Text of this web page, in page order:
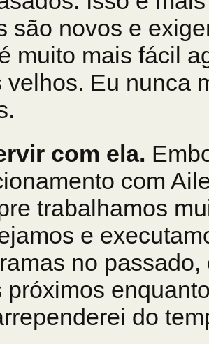
são novos e
muito mais fácil
velhos. Eu nunca
com ela.
com
trabalhamos
e
no
próximos
do